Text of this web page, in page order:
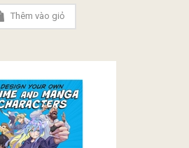
Thêm vào giỏ